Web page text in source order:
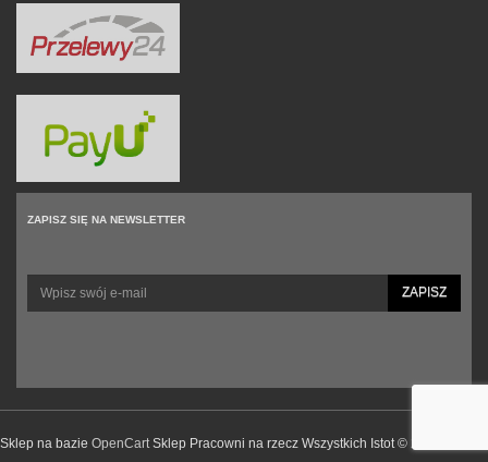
ZAPISZ SIĘ NA NEWSLETTER
ZAPISZ
Sklep na bazie OpenCart Sklep Pracowni na rzecz Wszystkich Istot © 2026